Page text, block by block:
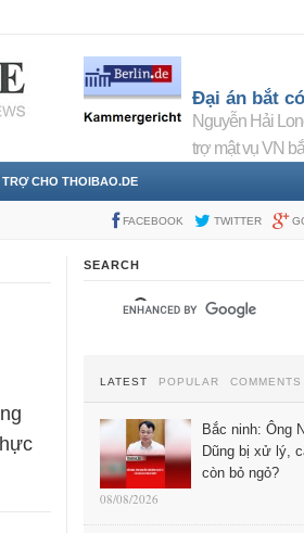
Đại án bắt
Nguyễn Hải
trợ mật vụ VN
CHO THOIBAO.DE
FACEBOOK TWITTER
SEARCH
LATEST POPULAR COMMENTS
Bắc ninh: Ông
Dũng bị xử lý,
còn bỏ ngỏ?
08/08/2026